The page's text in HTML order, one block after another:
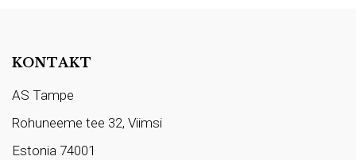
KONTAKT
AS Tampe
Rohuneeme tee 32, Viimsi
Estonia 74001